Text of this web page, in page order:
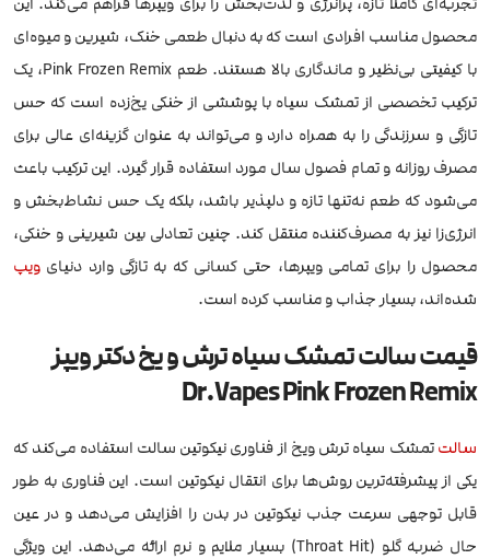
محصول مناسب افرادی است که به دنبال طعمی خنک، شیرین و میوه‌ای
با کیفیتی بی‌نظیر و ماندگاری بالا هستند. طعم Pink Frozen Remix، یک
ترکیب تخصصی از تمشک سیاه با پوششی از خنکی یخ‌زده است که حس
تازگی و سرزندگی را به همراه دارد و می‌تواند به عنوان گزینه‌ای عالی برای
مصرف روزانه و تمام فصول سال مورد استفاده قرار گیرد. این ترکیب باعث
می‌شود که طعم نه‌تنها تازه و دلپذیر باشد، بلکه یک حس نشاط‌بخش و
انرژی‌زا نیز به مصرف‌کننده منتقل کند. چنین تعادلی بین شیرینی و خنکی،
محصول را برای تمامی ویپرها، حتی کسانی که به تازگی وارد دنیای ویپ
شده‌اند، بسیار جذاب و مناسب کرده است.
قیمت سالت تمشک سیاه ترش و یخ دکتر ویپز
Dr.Vapes Pink Frozen Remix
سالتتمشک سیاه ترش ویخ از فناوری نیکوتین سالت استفاده می‌کند که
یکی از پیشرفته‌ترین روش‌ها برای انتقال نیکوتین است. این فناوری به طور
قابل توجهی سرعت جذب نیکوتین در بدن را افزایش می‌دهد و در عین
حال ضربه گلو (Throat Hit) بسیار ملایم و نرم ارائه می‌دهد. این ویژگی